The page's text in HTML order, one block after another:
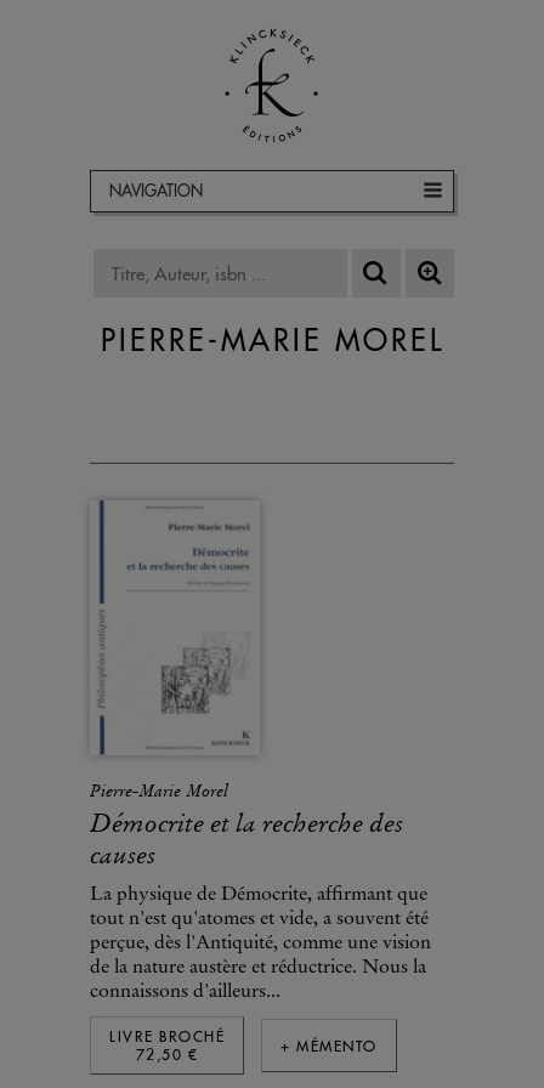
NAVIGATION
PIERRE-MARIE MOREL
Pierre-Marie Morel
Démocrite et la recherche des
causes
La physique de Démocrite, affirmant que
tout n'est qu'atomes et vide, a souvent été
perçue, dès l'Antiquité, comme une vision
de la nature austère et réductrice. Nous la
connaissons d'ailleurs...
LIVRE BROCHÉ
72,50 €
+ MÉMENTO